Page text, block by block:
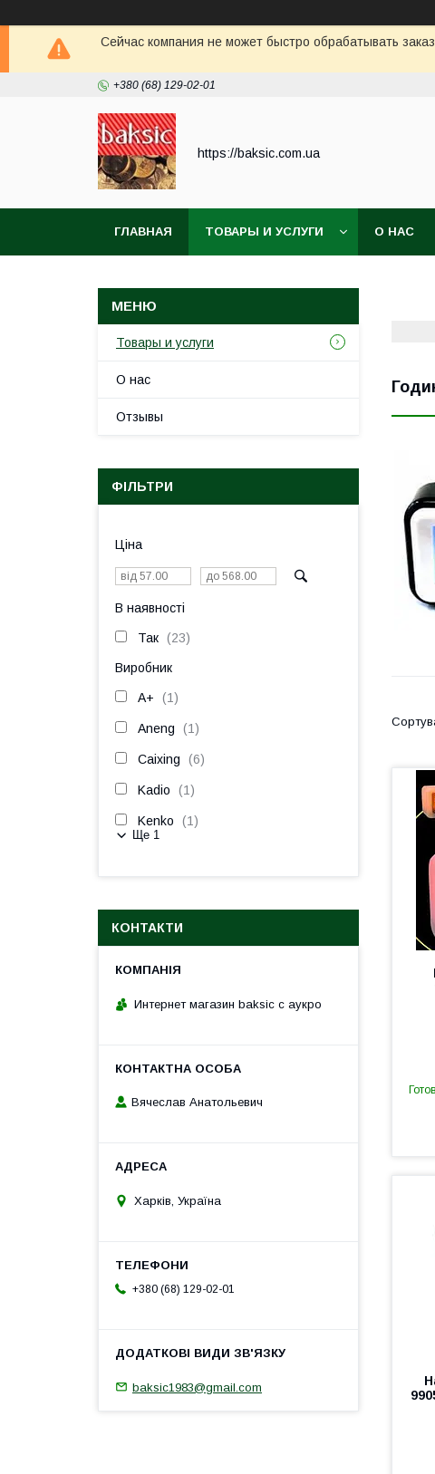
Сейчас компания не может быстро обрабатывать
+380 (68) 129-02-01
https://baksic.com.ua
ГЛАВНАЯ ТОВАРЫ И УСЛУГИ О НАС
Товары и услуги
О нас
Отзывы
ФІЛЬТРИ
Ціна
В наявності
Так 23
Виробник
A+ 1
Aneng 1
Caixing 6
Kadio 1
Kenko 1
Ще 1
КОНТАКТИ
Интернет магазин baksic с аукро
Вячеслав Анатольевич
Харків, Україна
+380 (68) 129-02-01
baksic1983@gmail.com